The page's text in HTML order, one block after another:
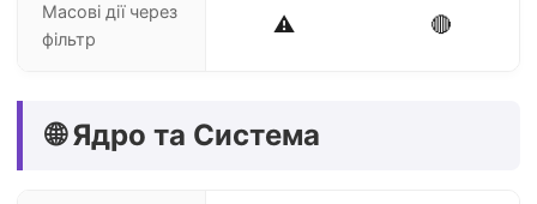
Масові дії через
фільтр
⚠️ 🔴
🌐 Ядро та Система